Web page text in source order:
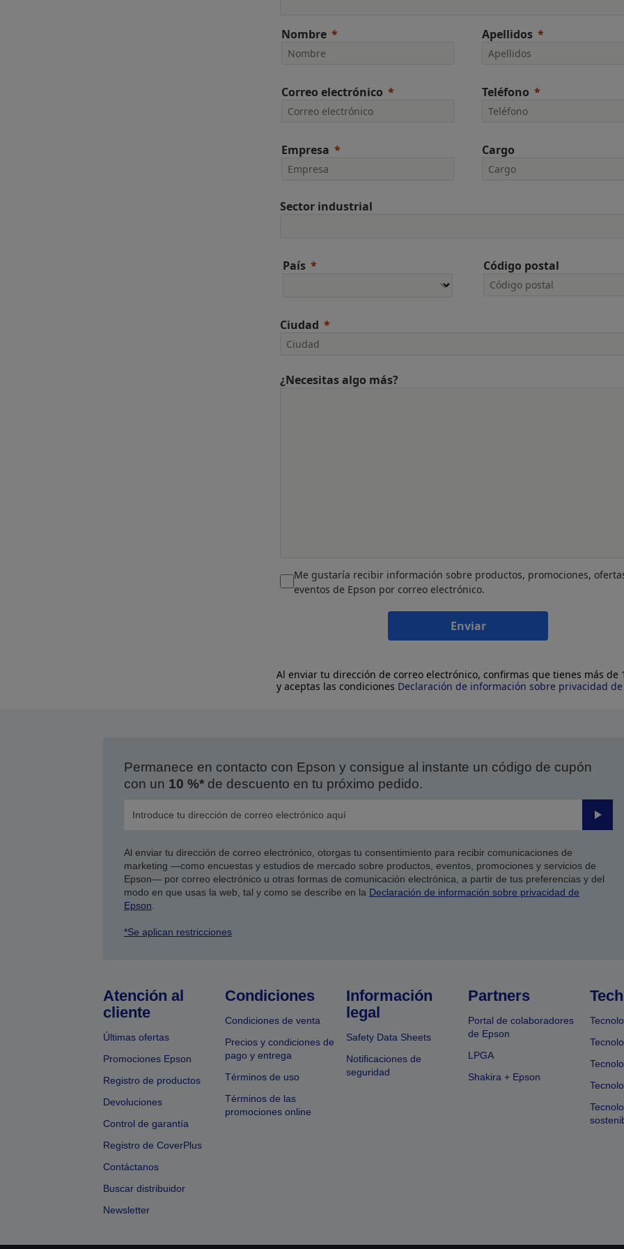
Nombre Apellidos
Correo electrónico Teléfono
Empresa Cargo
Sector industrial
País Código postal
Ciudad
¿Necesitas algo más?
Me gustaría recibir información sobre productos, promociones,
eventos de Epson por correo electrónico.
Enviar
Al enviar tu dirección de correo electrónico, confirmas que tienes más de
y aceptas las condiciones Declaración de información sobre privacidad de
Permanece en contacto con Epson y consigue al instante un código de cupón
con un 10 %*de descuento en tu próximo pedido.
Enviar
Al enviar tu dirección de correo electrónico, otorgas tu consentimiento para recibir comunicaciones de
marketing —como encuestas y estudios de mercado sobre productos, eventos, promociones y servicios de
Epson— por correo electrónico u otras formas de comunicación electrónica, a partir de tus preferencias y del
modo en que usas la web, tal y como se describe en la Declaración de información sobre privacidad de
Epson
*Se aplican restricciones
Atención al
cliente
Últimas ofertas
Promociones Epson
Registro de productos
Devoluciones
Control de garantía
Registro de CoverPlus
Contáctanos
Buscar distribuidor
Newsletter
Condiciones
Condiciones de venta
Precios y condiciones de
pago y entrega
Términos de uso
Términos de las
promociones online
Información
legal
Safety Data Sheets
Notificaciones de
seguridad
Partners
Portal de colaboradores
de Epson
LPGA
Shakira + Epson